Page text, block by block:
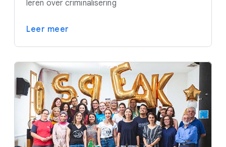
leren over criminalisering
Leer meer